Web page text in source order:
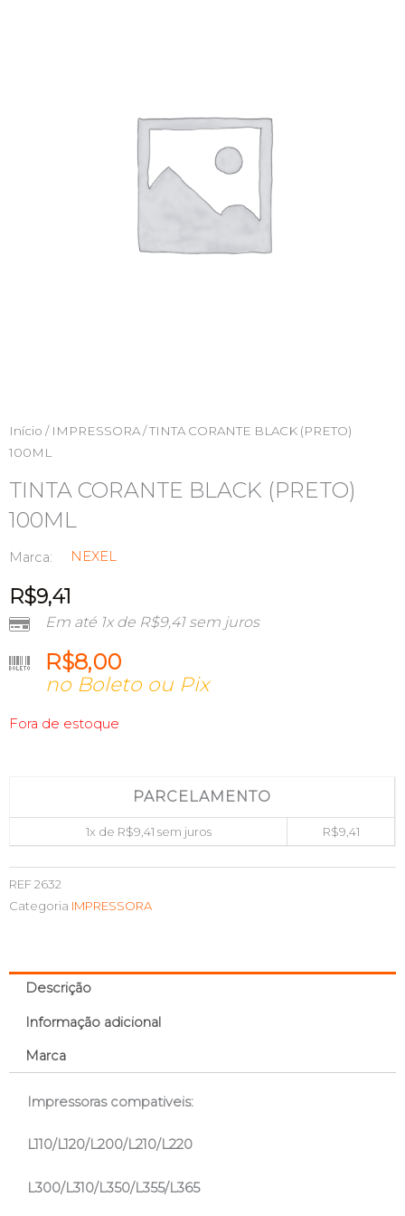
Início / IMPRESSORA/ TINTA CORANTE BLACK (PRETO)
100ML
TINTA CORANTE BLACK (PRETO)
100ML
Marca: NEXEL
R$9,41
Em até 1x de R$9,41sem juros
R$8,00
no Boleto ou Pix
Fora de estoque
PARCELAMENTO
1x de R$9,41 sem juros R$9,41
REF2632
Categoria IMPRESSORA
Descrição
Informação adicional
Marca
Impressoras compativeis:
L110/L120/L200/L210/L220
L300/L310/L350/L355/L365